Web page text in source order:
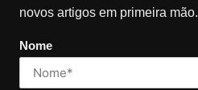
novos artigos em primeira mão.
Nome